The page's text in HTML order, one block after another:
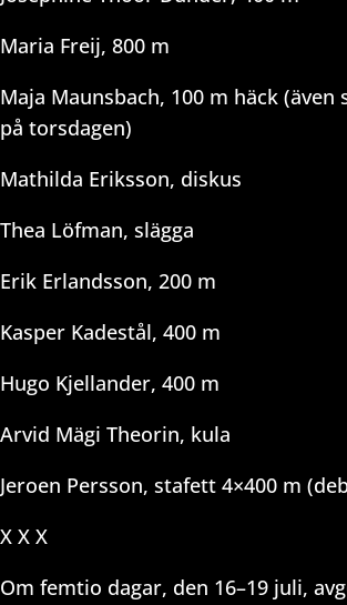
Maria Freij, 800 m
Maja Maunsbach, 100 m häck (även
på torsdagen)
Mathilda Eriksson, diskus
Thea Löfman, slägga
Erik Erlandsson, 200 m
Kasper Kadestål, 400 m
Hugo Kjellander, 400 m
Arvid Mägi Theorin, kula
Jeroen Persson, stafett 4×400 m
X X X
Om femtio dagar, den 16–19 juli,